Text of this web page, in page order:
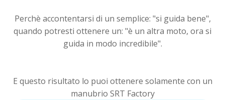
Perchè accontentarsi di un semplice: "si guida bene",
quando potresti ottenere un: "è un altra moto, ora si
guida in modo incredibile".
E questo risultato lo puoi ottenere solamente con un
manubrio SRT Factory